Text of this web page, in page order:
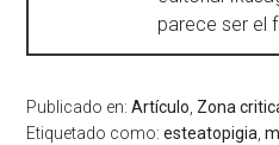
parece ser el
Publicado en:Artículo, Zona
Etiquetado como:esteatopigia,